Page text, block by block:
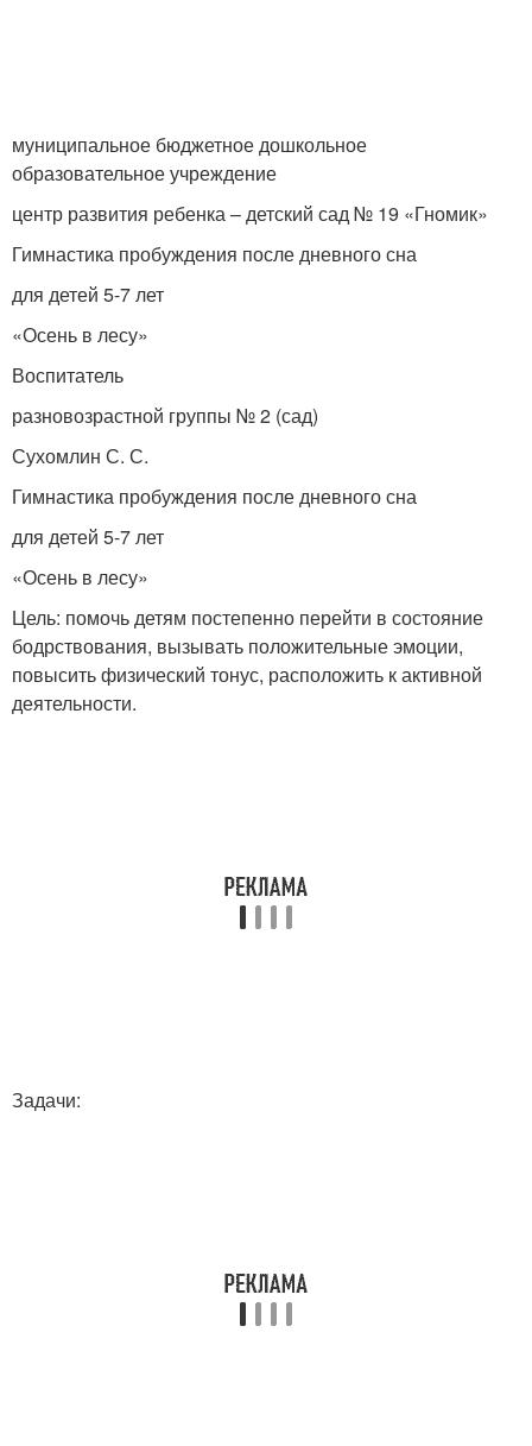
муниципальное бюджетное дошкольное
образовательное учреждение
центр развития ребенка – детский сад № 19 «Гномик»
Гимнастика пробуждения после дневного сна
для детей 5-7 лет
«Осень в лесу»
Воспитатель
разновозрастной группы № 2 (сад)
Сухомлин С. С.
Гимнастика пробуждения после дневного сна
для детей 5-7 лет
«Осень в лесу»
Цель: помочь детям постепенно перейти в состояние
бодрствования, вызывать положительные эмоции,
повысить физический тонус, расположить к активной
деятельности.
Задачи: